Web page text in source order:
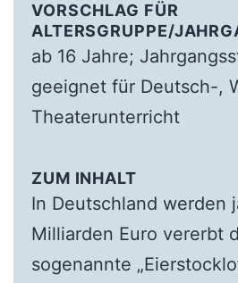
VORSCHLAG FÜR
ALTERSGRUPPE/
ab 16 Jahre;
geeignet für Deutsch-,
Theaterunterricht
ZUM INHALT
In Deutschland werden
Milliarden Euro vererbt
sogenannte